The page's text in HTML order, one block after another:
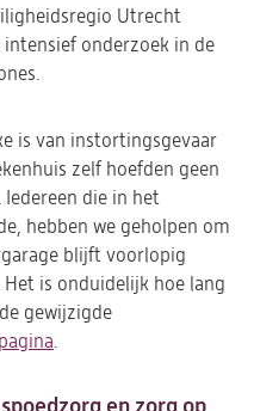
Utrecht
onderzoek in de
is van instortingsgevaar
zelf hoefden geen
die in het
hebben we geholpen om
blijft voorlopig
is onduidelijk hoe lang
gewijzigde
.